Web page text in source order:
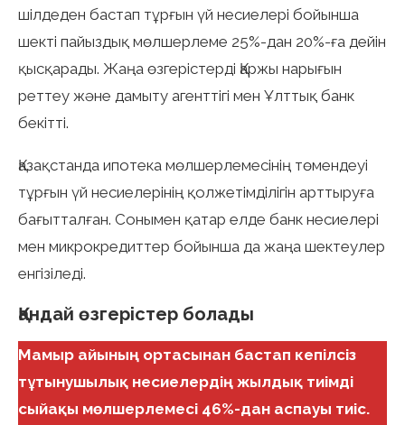
шілдеден бастап тұрғын үй несиелері бойынша
шекті пайыздық мөлшерлеме 25%-дан 20%-ға дейін
қысқарады. Жаңа өзгерістерді Қаржы нарығын
реттеу және дамыту агенттігі мен Ұлттық банк
бекітті.
Қазақстанда ипотека мөлшерлемесінің төмендеуі
тұрғын үй несиелерінің қолжетімділігін арттыруға
бағытталған. Сонымен қатар елде банк несиелері
мен микрокредиттер бойынша да жаңа шектеулер
енгізіледі.
Қандай өзгерістер болады
Мамыр айының ортасынан бастап кепілсіз
тұтынушылық несиелердің жылдық тиімді
сыйақы мөлшерлемесі 46%-дан аспауы тиіс.